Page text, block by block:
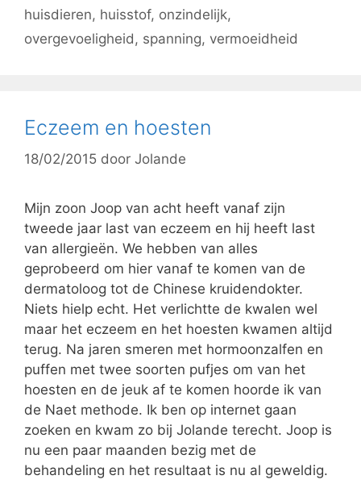
huisdieren, huisstof, onzindelijk,
overgevoeligheid, spanning, vermoeidheid
Eczeem en hoesten
18/02/2015 door Jolande
Mijn zoon Joop van acht heeft vanaf zijn
tweede jaar last van eczeem en hij heeft last
van allergieën. We hebben van alles
geprobeerd om hier vanaf te komen van de
dermatoloog tot de Chinese kruidendokter.
Niets hielp echt. Het verlichtte de kwalen wel
maar het eczeem en het hoesten kwamen altijd
terug. Na jaren smeren met hormoonzalfen en
puffen met twee soorten pufjes om van het
hoesten en de jeuk af te komen hoorde ik van
de Naet methode. Ik ben op internet gaan
zoeken en kwam zo bij Jolande terecht. Joop is
nu een paar maanden bezig met de
behandeling en het resultaat is nu al geweldig.